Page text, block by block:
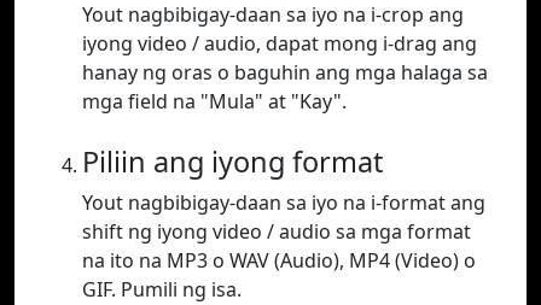
Yout nagbibigay-daan sa iyo na i-crop ang
iyong video / audio, dapat mong i-drag ang
hanay ng oras o baguhin ang mga halaga sa
mga field na "Mula" at "Kay".
Piliin ang iyong format
Yout nagbibigay-daan sa iyo na i-format ang
shift ng iyong video / audio sa mga format
na ito na MP3 o WAV (Audio), MP4 (Video) o
GIF. Pumili ng isa.